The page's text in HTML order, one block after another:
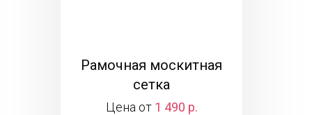
Рамочная москитная
сетка
Цена от 1 490 р.